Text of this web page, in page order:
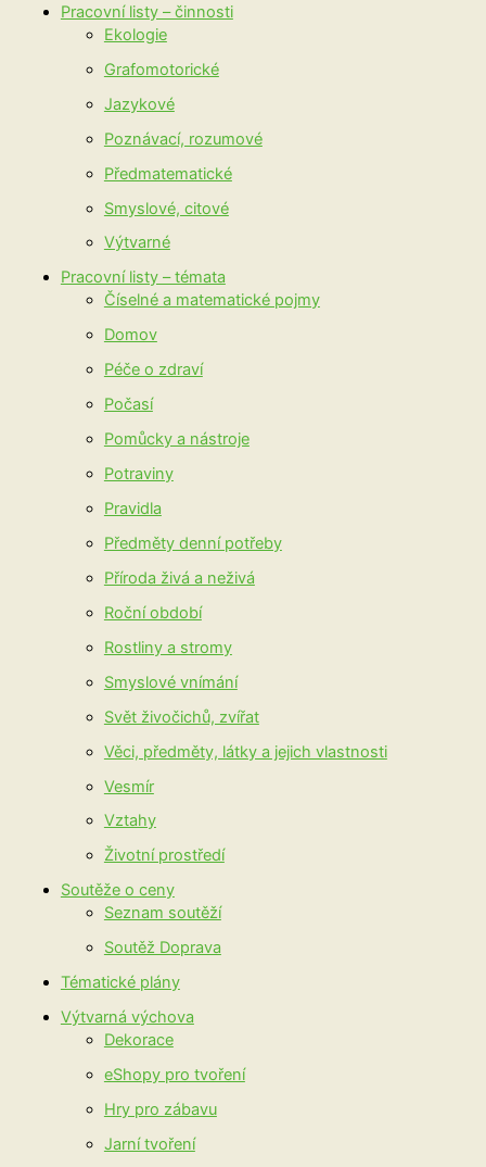
Pracovní listy – činnosti
Ekologie
Grafomotorické
Jazykové
Poznávací, rozumové
Předmatematické
Smyslové, citové
Výtvarné
Pracovní listy – témata
Číselné a matematické pojmy
Domov
Péče o zdraví
Počasí
Pomůcky a nástroje
Potraviny
Pravidla
Předměty denní potřeby
Příroda živá a neživá
Roční období
Rostliny a stromy
Smyslové vnímání
Svět živočichů, zvířat
Věci, předměty, látky a jejich vlastnosti
Vesmír
Vztahy
Životní prostředí
Soutěže o ceny
Seznam soutěží
Soutěž Doprava
Tématické plány
Výtvarná výchova
Dekorace
eShopy pro tvoření
Hry pro zábavu
Jarní tvoření